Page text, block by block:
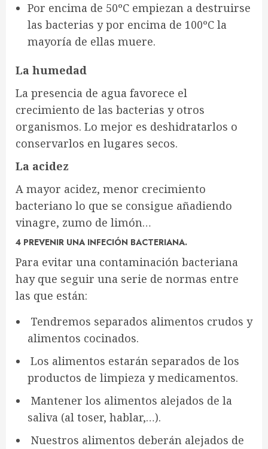
Por encima de 50ºC empiezan a destruirse
las bacterias y por encima de 100ºC la
mayoría de ellas muere.
La humedad
La presencia de agua favorece el
crecimiento de las bacterias y otros
organismos. Lo mejor es deshidratarlos o
conservarlos en lugares secos.
La acidez
A mayor acidez, menor crecimiento
bacteriano lo que se consigue añadiendo
vinagre, zumo de limón…
4 PREVENIR UNA INFECIÓN BACTERIANA.
Para evitar una contaminación bacteriana
hay que seguir una serie de normas entre
las que están:
Tendremos separados alimentos crudos y
alimentos cocinados.
Los alimentos estarán separados de los
productos de limpieza y medicamentos.
Mantener los alimentos alejados de la
saliva (al toser, hablar,…).
Nuestros alimentos deberán alejados de